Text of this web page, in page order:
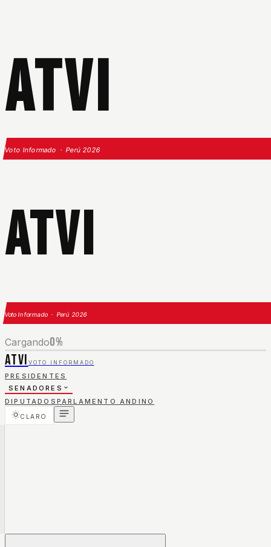
ATVI
Voto Informado · Perú 2026
ATVI
Voto Informado · Perú 2026
Cargando0%
ATVI VOTO INFORMADO
PRESIDENTES
SENADORES
DIPUTADOS PARLAMENTO ANDINO
CLARO